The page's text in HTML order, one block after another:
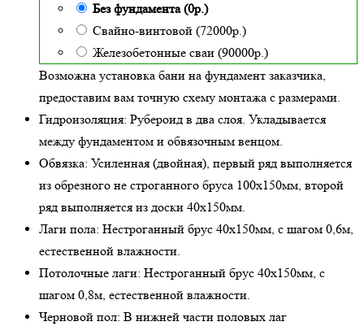
Без фундамента (0р.)
Свайно-винтовой (72000р.)
Железобетонные сваи (90000р.)
Возможна установка бани на фундамент заказчика,
предоставим вам точную схему монтажа с размерами.
Гидроизоляция: Рубероид в два слоя. Укладывается
между фундаментом и обвязочным венцом.
Обвязка: Усиленная (двойная), первый ряд выполняется
из обрезного не строганного бруса 100х150мм, второй
ряд выполняется из доски 40х150мм.
Лаги пола: Нестроганный брус 40х150мм, с шагом 0,6м,
естественной влажности.
Потолочные лаги: Нестроганный брус 40х150мм, с
шагом 0,8м, естественной влажности.
Черновой пол: В нижней части половых лаг